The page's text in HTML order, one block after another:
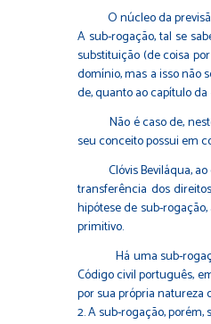
O núcleo da previsão
A sub-rogação, tal se
substituição (de coisa
domínio, mas a isso não
de, quanto ao capítulo
Não é caso de, neste
seu conceito possui em
Clóvis Beviláqua, ao
transferência dos
hipótese de sub-
primitivo.
Há uma sub-rogação
Código civil português,
por sua própria natureza
2. A sub-rogação,